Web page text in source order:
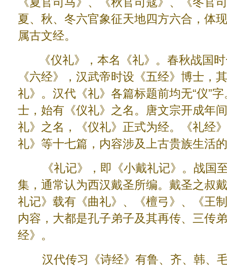
夏、秋、冬六官象征天地四方六合，体
属古文经。
《仪礼》，本名《礼》。春秋战国时
《六经》，汉武帝时设《五经》博士，
礼》。汉代《礼》各篇标题前均无“仪”
士，始有《仪礼》之名。唐文宗开成年
礼》之名，《仪礼》正式为经。《礼经
礼》等十七篇，内容涉及上古贵族生活
《礼记》，即《小戴礼记》。战国至
集，通常认为西汉戴圣所编。戴圣之叔
礼记》载有《曲礼》、《檀弓》、《王
内容，大都是孔子弟子及其再传、三传
经》。
汉代传习《诗经》有鲁、齐、韩、毛